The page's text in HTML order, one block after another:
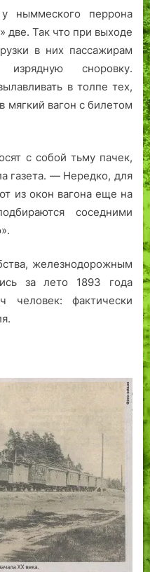
ныммеского перрона
две. Так что при выходе
в них пассажирам
сноровку.
в толпе тех,
мягкий вагон с билетом
с собой тьму пачек,
газета. — Нередко, для
из окон вагона еще на
соседними
железнодорожным
за лето 1893 года
человек: фактически